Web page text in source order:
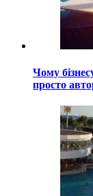
Чому
просто